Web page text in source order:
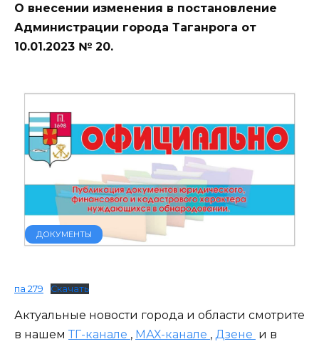
О внесении изменения в постановление
Администрации города Таганрога от
10.01.2023 № 20.
ДОКУМЕНТЫ
па 279 Скачать
Актуальные новости города и области смотрите
в нашем ТГ-канале , МАХ-канале , Дзене и в